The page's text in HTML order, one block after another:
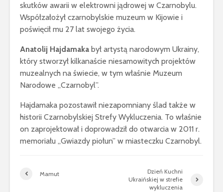
skutków awarii w elektrowni jądrowej w Czarnobylu.
Współzałożył czarnobylskie muzeum w Kijowie i
poświęcił mu 27 lat swojego życia.
Anatolij Hajdamaka był artystą narodowym Ukrainy,
który stworzył kilkanaście niesamowitych projektów
muzealnych na świecie, w tym właśnie Muzeum
Narodowe „Czarnobyl”.
Hajdamaka pozostawił niezapomniany ślad także w
historii Czarnobylskiej Strefy Wykluczenia. To właśnie
on zaprojektował i doprowadził do otwarcia w 2011 r.
memoriału „Gwiazdy piołun” w miasteczku Czarnobyl.
Mamut
Dzień Kuchni
Ukraińskiej w strefie
wykluczenia